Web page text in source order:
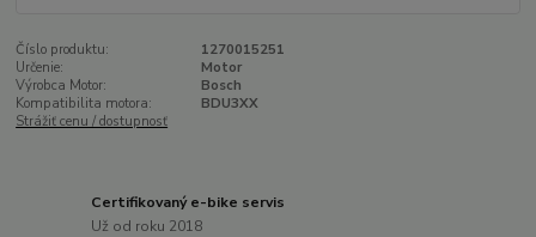
Číslo produktu:
1270015251
Určenie:
Motor
Výrobca Motor:
Bosch
Kompatibilita motora:
BDU3XX
Strážiť cenu / dostupnosť
Certifikovaný e-bike servis
Už od roku 2018